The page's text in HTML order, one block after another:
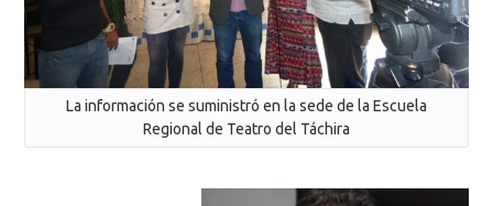
La información se suministró en la sede de la Escuela
Regional de Teatro del Táchira